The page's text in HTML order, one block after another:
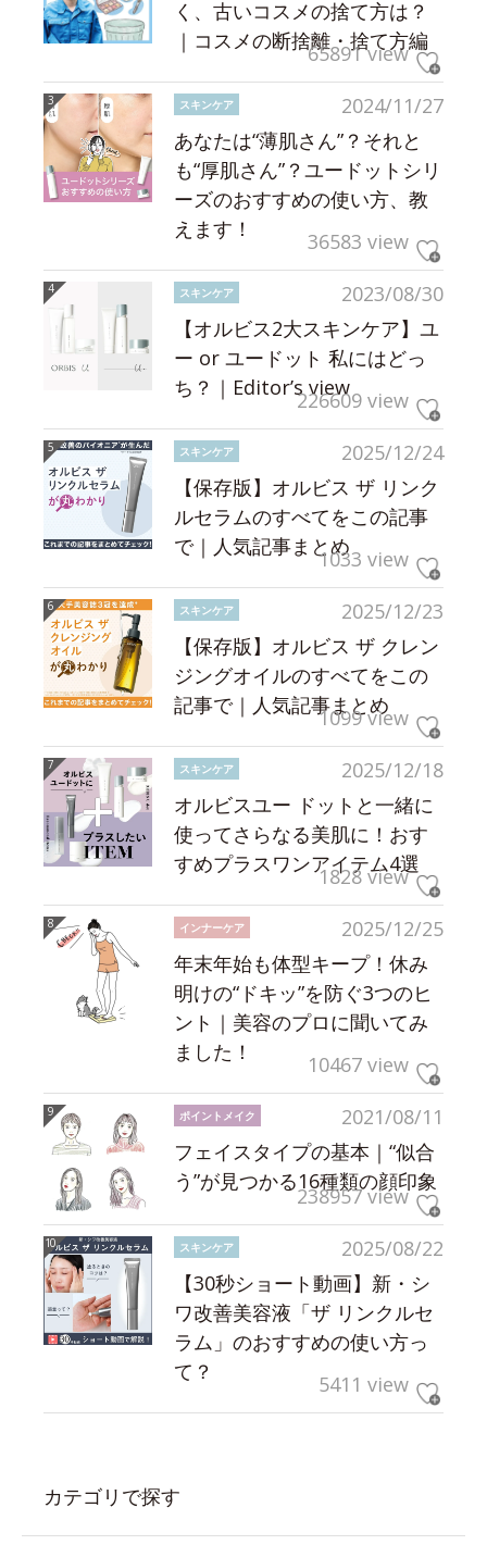
く、古いコスメの捨て方は？
｜コスメの断捨離・捨て方編
65891 view
2024/11/27
スキンケア
あなたは“薄肌さん”？それと
も“厚肌さん”？ユードットシリ
ーズのおすすめの使い方、教
えます！
36583 view
2023/08/30
スキンケア
【オルビス2大スキンケア】ユ
ー or ユードット 私にはどっ
ち？｜Editor’s view226609 view
2025/12/24
スキンケア
【保存版】オルビス ザ リンク
ルセラムのすべてをこの記事
で｜人気記事まとめ1033 view
2025/12/23
スキンケア
【保存版】オルビス ザ クレン
ジングオイルのすべてをこの
記事で｜人気記事まとめ
1099 view
2025/12/18
スキンケア
オルビスユー ドットと一緒に
使ってさらなる美肌に！おす
すめプラスワンアイテム4選
1828 view
2025/12/25
インナーケア
年末年始も体型キープ！休み
明けの“ドキッ”を防ぐ3つのヒ
ント｜美容のプロに聞いてみ
ました！
10467 view
2021/08/11
ポイントメイク
フェイスタイプの基本｜“似合
う”が見つかる16種類の顔印象
238957 view
2025/08/22
スキンケア
【30秒ショート動画】新・シ
ワ改善美容液「ザ リンクルセ
ラム」のおすすめの使い方っ
て？
5411 view
カテゴリで探す